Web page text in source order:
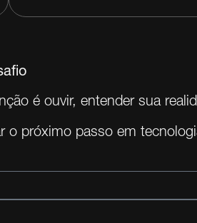
é ouvir, entender sua
o próximo passo em